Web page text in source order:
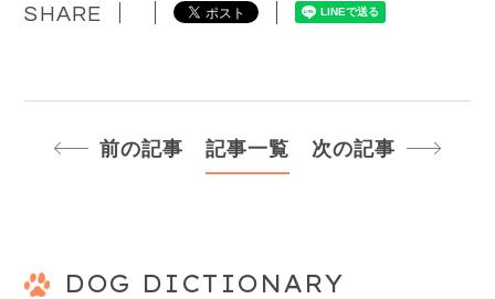
SHARE
前の記事 記事一覧 次の記事
DOG DICTIONARY